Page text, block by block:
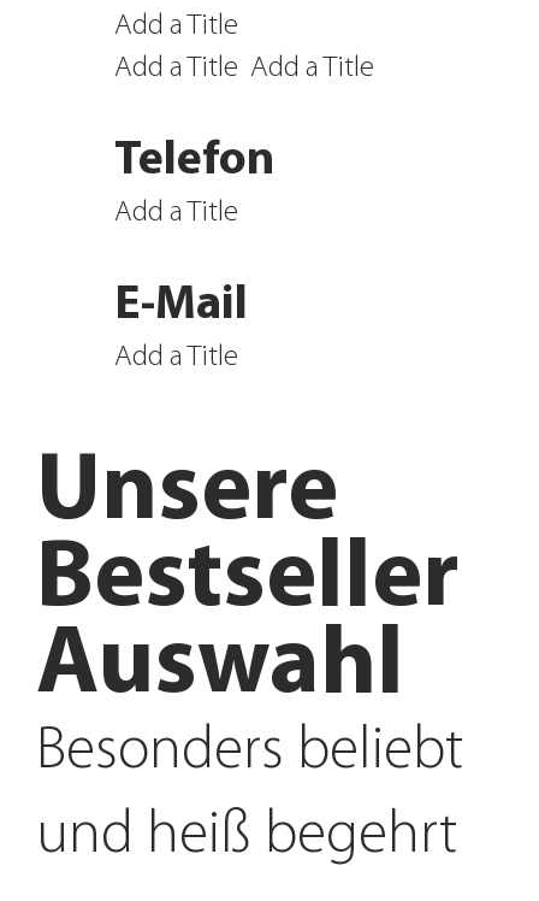
Bestseller
Auswahl
Unsere
Besonders beliebt
und heiß begehrt
Add a Title
Telefon
Add a Title
E-Mail
Add a Title
Add a Title
Add a Title